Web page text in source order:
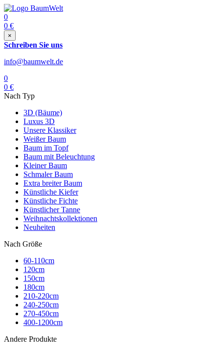
0
0 €
×
Schreiben Sie uns
info@baumwelt.de
0
0 €
Nach Typ
3D (Bäume)
Luxus 3D
Unsere Klassiker
Weißer Baum
Baum im Topf
Baum mit Beleuchtung
Kleiner Baum
Schmaler Baum
Extra breiter Baum
Künstliche Kiefer
Künstliche Fichte
Künstlicher Tanne
Weihnachtskollektionen
Neuheiten
Nach Größe
60-110cm
120cm
150cm
180cm
210-220cm
240-250cm
270-450cm
400-1200cm
Andere Produkte